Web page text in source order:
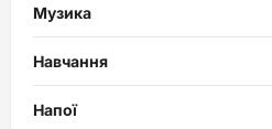
Музика
Навчання
Напої